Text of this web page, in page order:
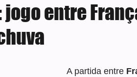
jogo entre
A partida entre